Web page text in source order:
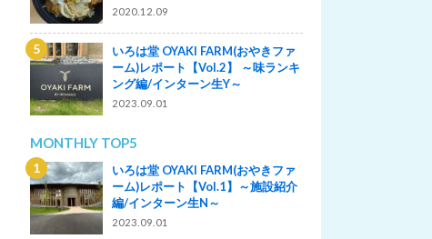
2020.12.09
いろは堂 OYAKI FARM(おやきファ
ーム)レポート【Vol.2】 ～味ランキ
ング編/インターン生Y～
2023.09.01
MONTHLY TOP5
いろは堂 OYAKI FARM(おやきファ
ーム)レポート【Vol.1】～施設紹介
編/インターン生N～
2023.09.01